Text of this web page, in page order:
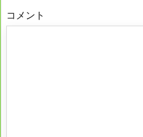
コメント